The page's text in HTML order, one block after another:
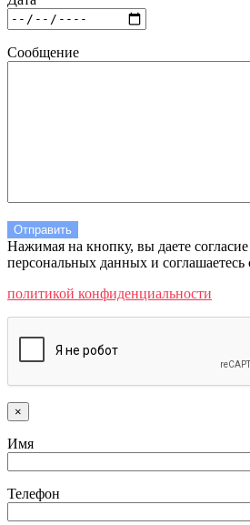
Сообщение
Нажимая на кнопку, вы даете
персональных данных и соглашаетесь
политикой конфиденциальности
×
Имя
Телефон